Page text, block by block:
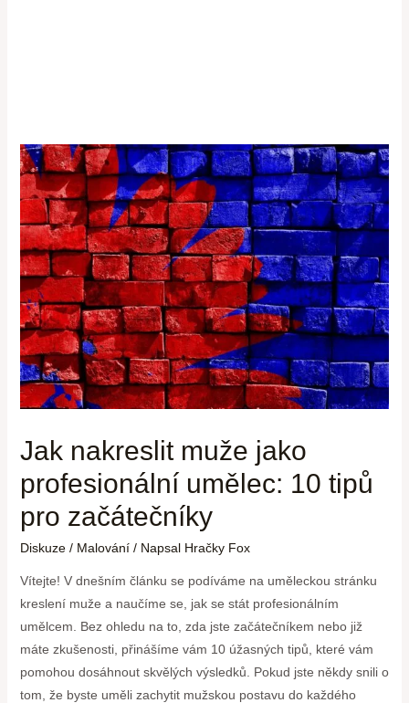
Jak nakreslit muže jako
profesionální umělec: 10 tipů
pro začátečníky
Diskuze / Malování/ Napsal Hračky Fox
Vítejte! V dnešním článku se podíváme na uměleckou stránku
kreslení muže a naučíme se, jak se stát profesionálním
umělcem. Bez ohledu na to, zda jste začátečníkem nebo již
máte zkušenosti, přinášíme vám 10 úžasných tipů, které vám
pomohou dosáhnout skvělých výsledků. Pokud jste někdy snili o
tom, že byste uměli zachytit mužskou postavu do každého